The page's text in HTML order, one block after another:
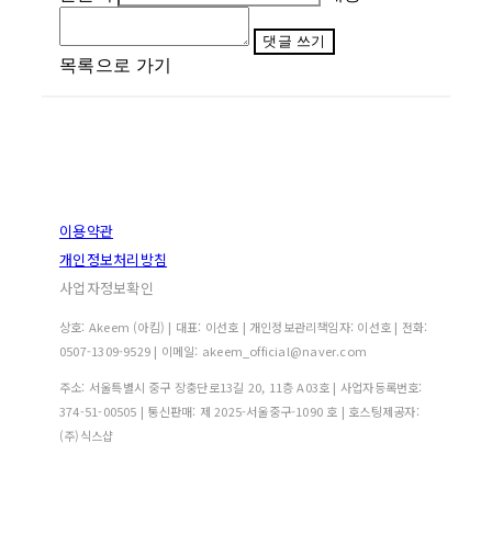
댓글 쓰기
목록으로 가기
이용약관
개인정보처리방침
사업자정보확인
상호: Akeem (아킴) | 대표: 이선호 | 개인정보관리책임자: 이선호 | 전화:
0507-1309-9529 | 이메일: akeem_official@naver.com
주소: 서울특별시 중구 장충단로13길 20, 11층 A03호 | 사업자등록번호:
374-51-00505 | 통신판매: 제 2025-서울중구-1090 호 | 호스팅제공자:
(주)식스샵